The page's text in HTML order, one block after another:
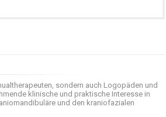
, sondern auch Logopäden und
klinische und praktische Interesse in
und den kraniofazialen